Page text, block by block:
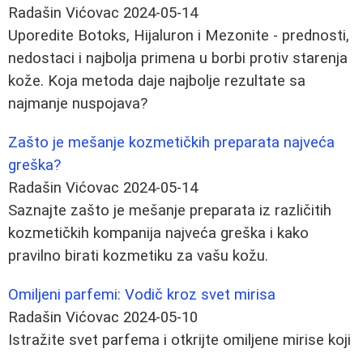
Radašin Vićovac 2024-05-14
Uporedite Botoks, Hijaluron i Mezonite - prednosti,
nedostaci i najbolja primena u borbi protiv starenja
kože. Koja metoda daje najbolje rezultate sa
najmanje nuspojava?
Zašto je mešanje kozmetičkih preparata najveća
greška?
Radašin Vićovac 2024-05-14
Saznajte zašto je mešanje preparata iz različitih
kozmetičkih kompanija najveća greška i kako
pravilno birati kozmetiku za vašu kožu.
Omiljeni parfemi: Vodič kroz svet mirisa
Radašin Vićovac 2024-05-10
Istražite svet parfema i otkrijte omiljene mirise koji